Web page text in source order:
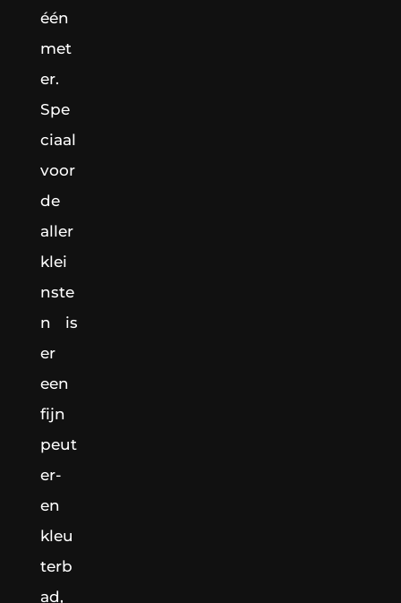
één
met
er.
Spe
ciaal
voor
de
aller
klei
nste
n is
er
een
fijn
peut
er-
en
kleu
terb
ad,